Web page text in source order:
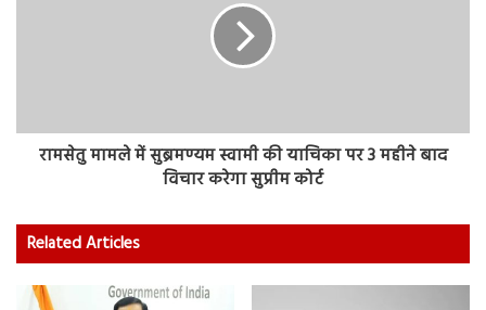
रामसेतु मामले में सुब्रमण्यम स्वामी की याचिका पर 3 महीने बाद
विचार करेगा सुप्रीम कोर्ट
Related Articles